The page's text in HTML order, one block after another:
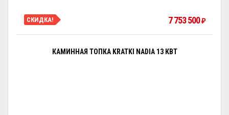
СКИДКА! 7 753 500₽
КАМИННАЯ ТОПКА KRATKI NADIA 13 КВТ